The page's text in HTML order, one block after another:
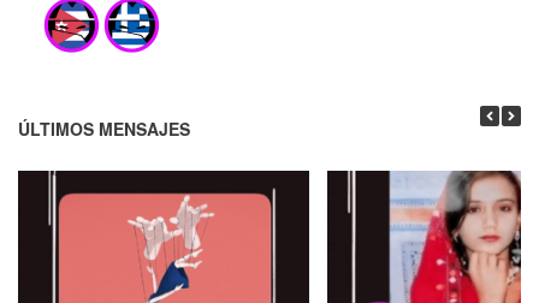
ÚLTIMOS MENSAJES